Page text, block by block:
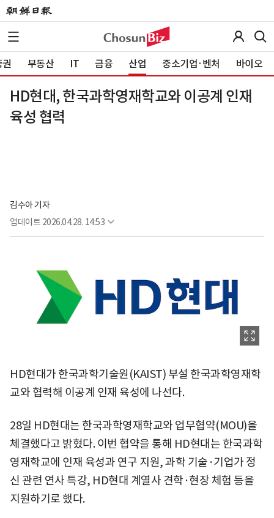
부동산 IT 금융 산업 중소기업·벤처 바이오
HD현대, 한국과학영재학교와 이공계 인재
육성 협력
김수아 기자
업데이트 2026.04.28. 14:53
HD현대가 한국과학기술원(KAIST) 부설 한국과학영재학
교와 협력해 이공계 인재 육성에 나선다.
28일 HD현대는 한국과학영재학교와 업무협약(MOU)을
체결했다고 밝혔다. 이번 협약을 통해 HD현대는 한국과학
영재학교에 인재 육성과 연구 지원, 과학 기술·기업가 정
신 관련 연사 특강, HD현대 계열사 견학·현장 체험 등을
지원하기로 했다.